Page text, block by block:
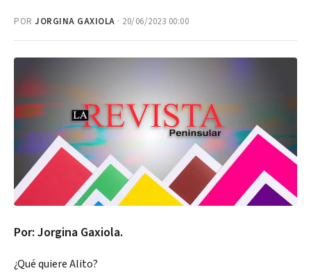
POR JORGINA GAXIOLA · 20/06/2023 00:00
Por: Jorgina Gaxiola.
¿Qué quiere Alito?